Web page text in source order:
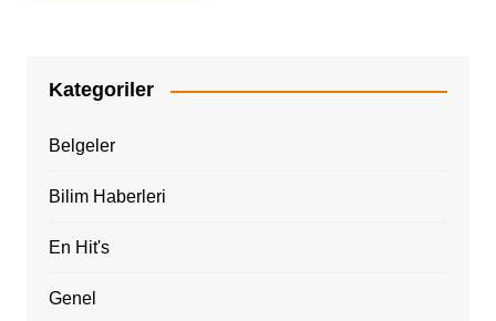
Kategoriler
Belgeler
Bilim Haberleri
En Hit's
Genel